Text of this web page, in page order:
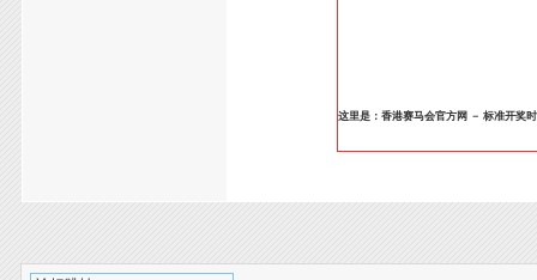
这里是：香港赛马会官方网 － 标准开奖